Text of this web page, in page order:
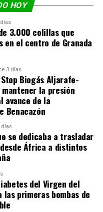
HOY
3.000 colillas que
en el centro de Granada
3 días
Biogás Aljarafe-
la presión
avance de la
Benacazón
días
se dedicaba a trasladar
África a distintos
del Virgen del
las primeras bombas de